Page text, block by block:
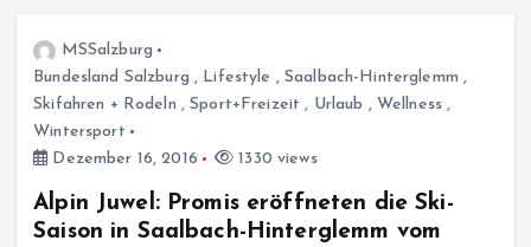
MSSalzburg
Bundesland Salzburg , Lifestyle , Saalbach-Hinterglemm ,
Skifahren + Rodeln ,Sport+Freizeit , Urlaub , Wellness ,
Wintersport
Dezember 16, 2016
1330 views
Alpin Juwel: Promis eröffneten die Ski-
Saison in Saalbach-Hinterglemm vom